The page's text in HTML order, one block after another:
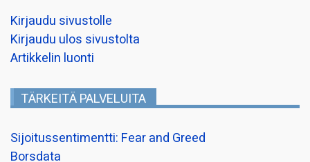
Kirjaudu sivustolle
Kirjaudu ulos sivustolta
Artikkelin luonti
TÄRKEITÄ PALVELUITA
Sijoitussentimentti: Fear and Greed
Borsdata